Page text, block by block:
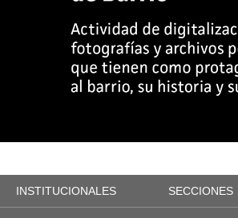
INSTITUCIONALES SECCIONES